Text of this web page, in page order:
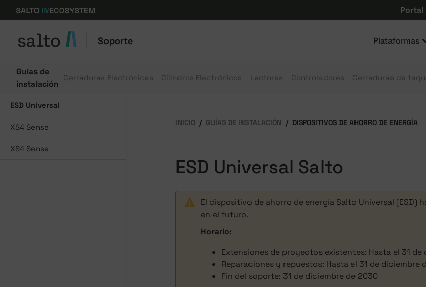
Portal
Soporte Plataformas
Guías de
instalación
Cerraduras Electrónicas Cilindros Electrónicos Lectores Controladores Cerraduras de
INICIO GUÍAS DE INSTALACIÓN DISPOSITIVOS DE AHORRO DE ENERGÍA
ESD Universal Salto
El dispositivo de ahorro de energía Salto Universal
en el futuro.
Horario:
Extensiones de proyectos existentes: Hasta el 31 de
Reparaciones y repuestos: Hasta el 31 de diciembre
Fin del soporte: 31 de diciembre de 2030
ESD Universal
XS4 Sense
XS4 Sense